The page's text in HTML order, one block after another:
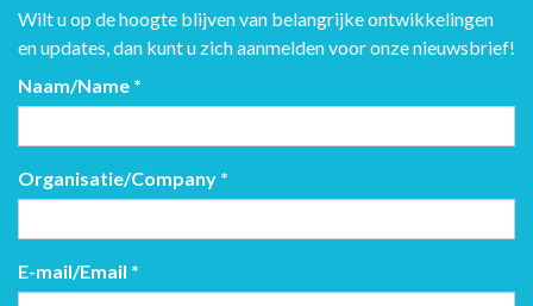
Wilt u op de hoogte blijven van belangrijke ontwikkelingen
en updates, dan kunt u zich aanmelden voor onze nieuwsbrief!
Naam/Name *
Organisatie/Company *
E-mail/Email *